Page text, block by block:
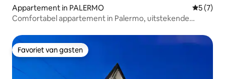
Appartement in PALERMO
5 (7)
Comfortabel appartement in Palermo, uitstekende
Favoriet van gasten
Favoriet van gasten